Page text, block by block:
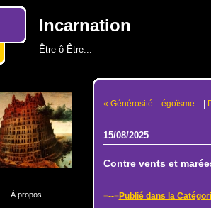
Incarnation
Être ô Être...
À propos
« Générosité... égoïsme... |
15/08/2025
Contre vents et
=--=Publié dans la